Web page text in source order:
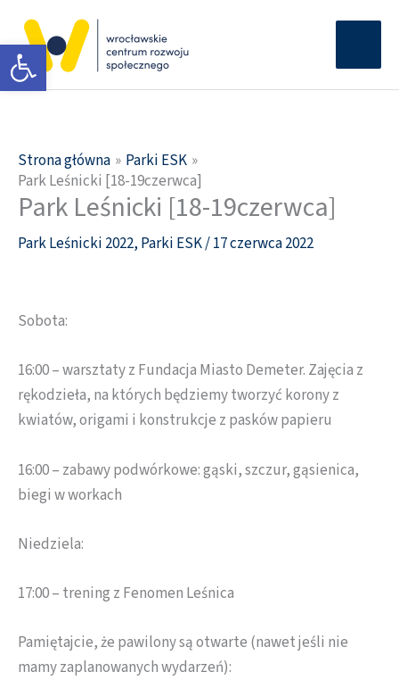
Otwórz pasek narzędzi
treści
Strona główna
Parki ESK
Park Leśnicki [18-19czerwca]
Park Leśnicki [18-19czerwca]
Park Leśnicki 2022, Parki ESK/17 czerwca 2022
Sobota:
16:00 – warsztaty z Fundacja Miasto Demeter. Zajęcia z
rękodzieła, na których będziemy tworzyć korony z
kwiatów, origami i konstrukcje z pasków papieru
16:00 – zabawy podwórkowe: gąski, szczur, gąsienica,
biegi w workach
Niedziela:
17:00 – trening z Fenomen Leśnica
Pamiętajcie, że pawilony są otwarte (nawet jeśli nie
mamy zaplanowanych wydarzeń):